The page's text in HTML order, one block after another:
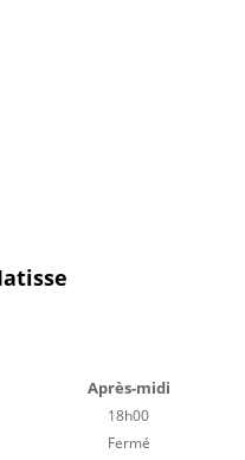
Après-midi
18h00
Fermé